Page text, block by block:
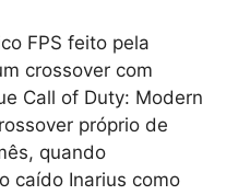
FPS feito pela
crossover com
Call of Duty: Modern
próprio de
quando
caído Inarius como